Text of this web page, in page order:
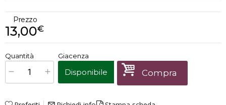
Prezzo
€
13,00
x1 Prezzo finale:€13,00
Quantità Giacenza
Disponibile Compra